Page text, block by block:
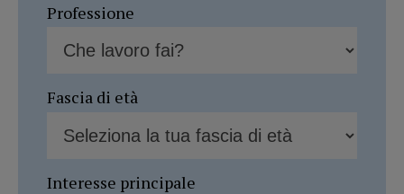
Professione
Fascia di età
Interesse principale